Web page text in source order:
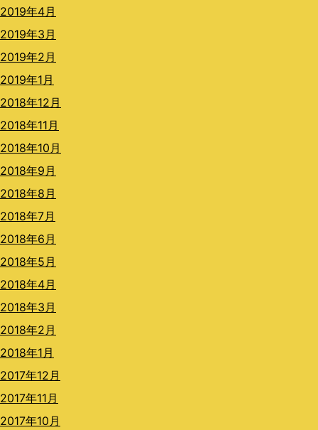
2019年4月
2019年3月
2019年2月
2019年1月
2018年12月
2018年11月
2018年10月
2018年9月
2018年8月
2018年7月
2018年6月
2018年5月
2018年4月
2018年3月
2018年2月
2018年1月
2017年12月
2017年11月
2017年10月